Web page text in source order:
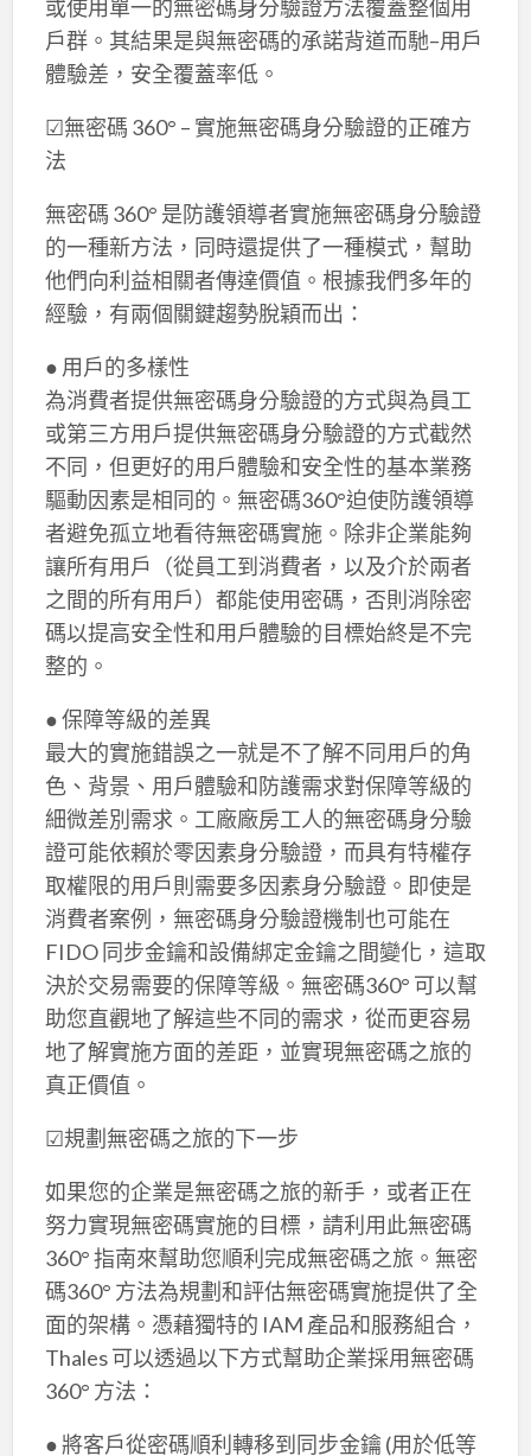
或使用單一的無密碼身分驗證方法覆蓋整個用
戶群。其結果是與無密碼的承諾背道而馳–用戶
體驗差，安全覆蓋率低。
☑無密碼 360° – 實施無密碼身分驗證的正確方
法
無密碼 360° 是防護領導者實施無密碼身分驗證
的一種新方法，同時還提供了一種模式，幫助
他們向利益相關者傳達價值。根據我們多年的
經驗，有兩個關鍵趨勢脫穎而出：
● 用戶的多樣性
為消費者提供無密碼身分驗證的方式與為員工
或第三方用戶提供無密碼身分驗證的方式截然
不同，但更好的用戶體驗和安全性的基本業務
驅動因素是相同的。無密碼360°迫使防護領導
者避免孤立地看待無密碼實施。除非企業能夠
讓所有用戶（從員工到消費者，以及介於兩者
之間的所有用戶）都能使用密碼，否則消除密
碼以提高安全性和用戶體驗的目標始終是不完
整的。
● 保障等級的差異
最大的實施錯誤之一就是不了解不同用戶的角
色、背景、用戶體驗和防護需求對保障等級的
細微差別需求。工廠廠房工人的無密碼身分驗
證可能依賴於零因素身分驗證，而具有特權存
取權限的用戶則需要多因素身分驗證。即使是
消費者案例，無密碼身分驗證機制也可能在
FIDO 同步金鑰和設備綁定金鑰之間變化，這取
決於交易需要的保障等級。無密碼360° 可以幫
助您直觀地了解這些不同的需求，從而更容易
地了解實施方面的差距，並實現無密碼之旅的
真正價值。
☑規劃無密碼之旅的下一步
如果您的企業是無密碼之旅的新手，或者正在
努力實現無密碼實施的目標，請利用此無密碼
360° 指南來幫助您順利完成無密碼之旅。無密
碼360° 方法為規劃和評估無密碼實施提供了全
面的架構。憑藉獨特的 IAM 產品和服務組合，
Thales 可以透過以下方式幫助企業採用無密碼
360° 方法：
● 將客戶從密碼順利轉移到同步金鑰 (用於低等